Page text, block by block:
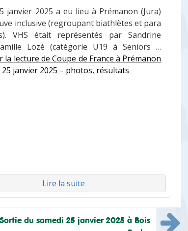
janvier 2025 a eu lieu à Prémanon (Jura)
inclusive (regroupant biathlètes et para
VHS était représentés par Sandrine
Lozé (catégorie U19 à Seniors …
la lecture de Coupe de France à Prémanon
25 janvier 2025 – photos, résultats
Lire la suite
Sortie du samedi 25 janvier 2025 à Bois